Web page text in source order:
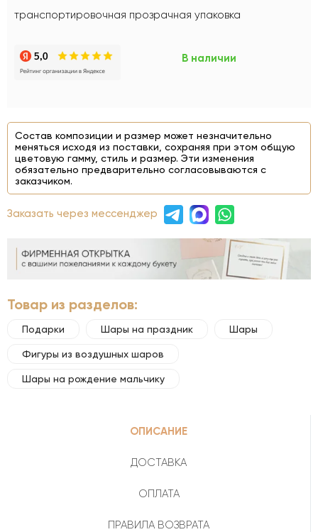
транспортировочная прозрачная упаковка
В наличии
Состав композиции и размер может незначительно
меняться исходя из поставки, сохраняя при этом общую
цветовую гамму, стиль и размер. Эти изменения
обязательно предварительно согласовываются с
заказчиком.
Заказать через мессенджер
Товар из разделов:
Подарки Шары на праздник Шары
Фигуры из воздушных шаров
Шары на рождение мальчику
ОПИСАНИЕ
ДОСТАВКА
ОПЛАТА
ПРАВИЛА ВОЗВРАТА